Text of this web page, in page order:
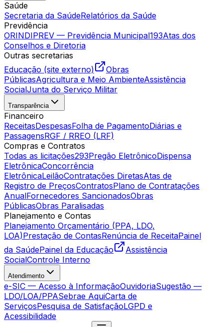
Saúde
Secretaria da SaúdeRelatórios da Saúde
Previdência
ORINDIPREV — Previdência Municipal193Atas dos
Conselhos e Diretoria
Outras secretarias
Educação (site externo)
Obras
PúblicasAgricultura e Meio AmbienteAssistência
SocialJunta do Serviço Militar
Transparência
Financeiro
ReceitasDespesasFolha de PagamentoDiárias e
PassagensRGF / RREO (LRF)
Compras e Contratos
Todas as licitações293Pregão EletrônicoDispensa
EletrônicaConcorrência
EletrônicaLeilãoContratações DiretasAtas de
Registro de PreçosContratosPlano de Contratações
AnualFornecedores SancionadosObras
PúblicasObras Paralisadas
Planejamento e Contas
Planejamento Orçamentário (PPA, LDO,
LOA)Prestação de ContasRenúncia de ReceitaPainel
da SaúdePainel da Educação
Assistência
SocialControle Interno
Atendimento
e-SIC — Acesso à InformaçãoOuvidoriaSugestão —
LDO/LOA/PPASebrae AquiCarta de
ServiçosPesquisa de SatisfaçãoLGPD e
Acessibilidade